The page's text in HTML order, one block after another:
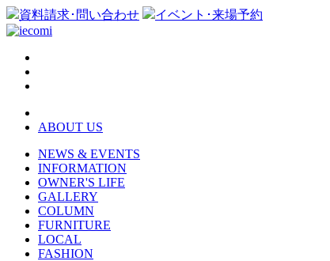
資料請求･問い合わせ イベント･来場予約
ABOUT US
NEWS & EVENTS
INFORMATION
OWNER'S LIFE
GALLERY
COLUMN
FURNITURE
LOCAL
FASHION